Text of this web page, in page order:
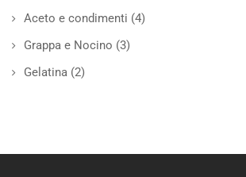
Aceto e condimenti (4)
Grappa e Nocino (3)
Gelatina (2)